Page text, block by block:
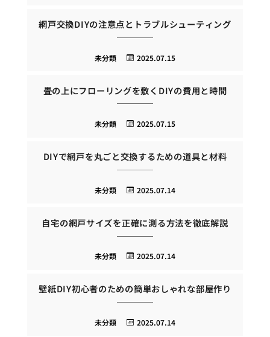
網戸交換DIYの注意点とトラブルシューティング
2025.07.15
未分類
畳の上にフローリングを敷くDIYの費用と時間
2025.07.15
未分類
DIYで網戸を丸ごと交換するための道具と材料
2025.07.14
未分類
自宅の網戸サイズを正確に測る方法を徹底解説
2025.07.14
未分類
壁紙DIY初心者のための簡単おしゃれな部屋作り
2025.07.14
未分類